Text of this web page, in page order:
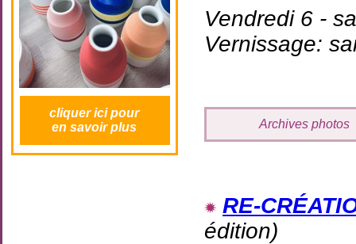
cliquer ici pour
en savoir plus
Vendredi 6 -
Vernissage:
Archives photos
RE-
édition)